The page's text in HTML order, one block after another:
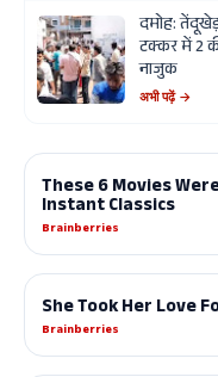
दमोह:
टक्कर में 2
नाजुक
अभी पढ़ें →